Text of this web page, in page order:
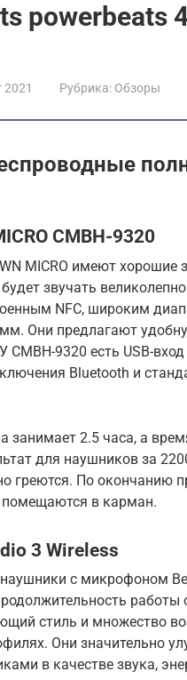
powerbeats
2021 Рубрика: Обзоры
CMBH-9320
MICRO имеют
звучать
NFC, широким
Они предлагают
CMBH-9320 есть USB-
Bluetooth и
занимает 2.5 часа, а
для наушников за
греются. По окончанию
помещаются в карман.
3 Wireless
с микрофоном
стиль и множество
Они значительно
в качестве звука,